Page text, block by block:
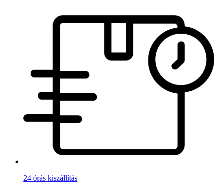
24 órás kiszállítás